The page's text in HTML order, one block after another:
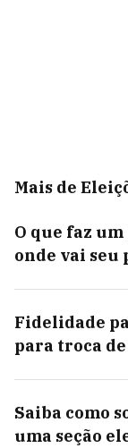
Mais de
O que faz
onde vai seu
Fidelidade
para troca
Saiba como
uma seção